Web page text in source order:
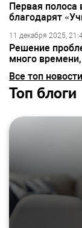
Первая полоса
благодарят
11 декабря 2025,
Решение
много
Все топ новости
Топ блоги